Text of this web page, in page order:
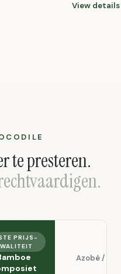
View details
te presteren.
PRIJS-
Azobé /